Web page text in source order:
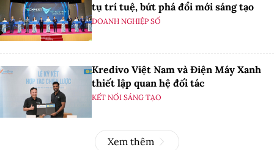
tụ trí tuệ, bứt phá đổi mới sáng tạo
DOANH NGHIỆP SỐ
Kredivo Việt Nam và Điện Máy Xanh
thiết lập quan hệ đối tác
KẾT NỐI SÁNG TẠO
Xem thêm